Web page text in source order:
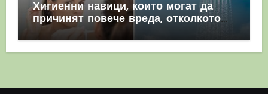
Хигиенни навици, които могат да
причинят повече вреда, отколкото
полза